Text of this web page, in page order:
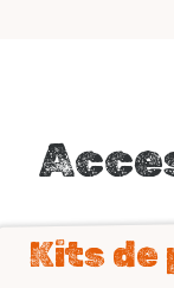
Kits de